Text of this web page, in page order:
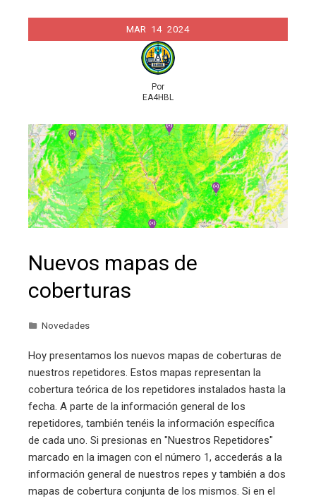
MAR 14 2024
Por
EA4HBL
Nuevos mapas de
coberturas
Novedades
Hoy presentamos los nuevos mapas de coberturas de
nuestros repetidores. Estos mapas representan la
cobertura teórica de los repetidores instalados hasta la
fecha. A parte de la información general de los
repetidores, también tenéis la información específica
de cada uno. Si presionas en "Nuestros Repetidores"
marcado en la imagen con el número 1, accederás a la
información general de nuestros repes y también a dos
mapas de cobertura conjunta de los mismos. Si en el